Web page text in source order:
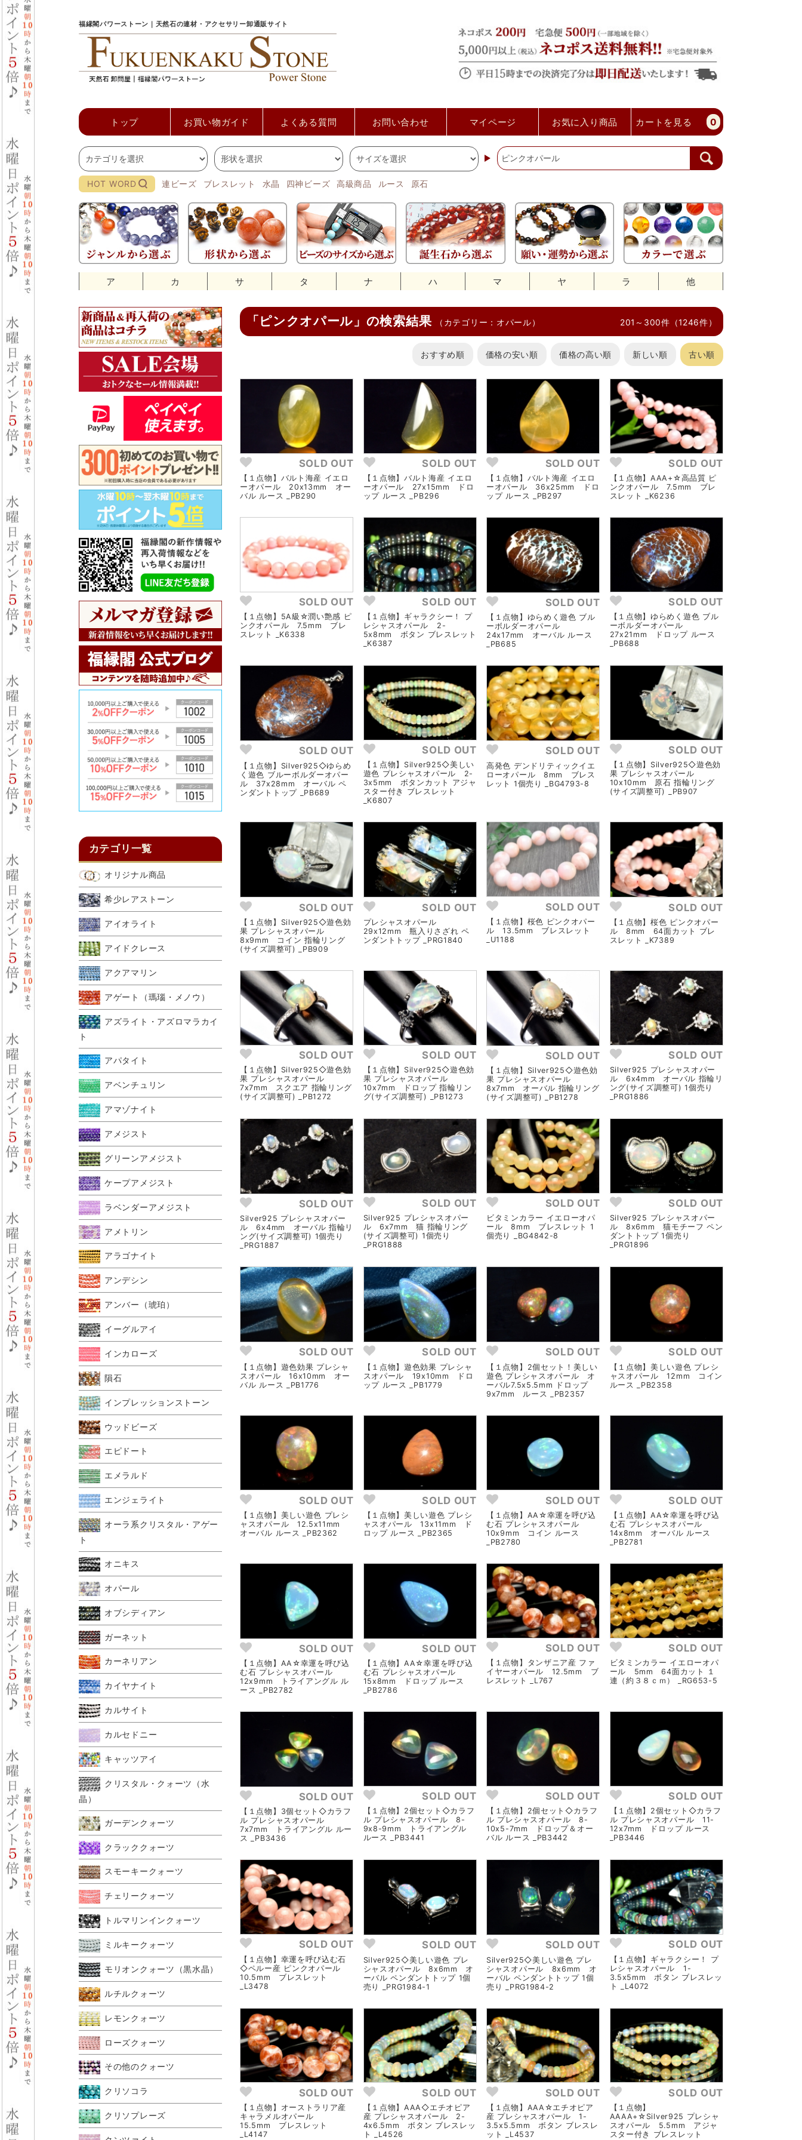
福縁閣パワーストーン｜天然石の連材・アクセサリー卸通販サイト
トップ お買い物ガイド よくある質問 お問い合わせ マイページ お気に入り商品 カートを見る 0
HOT WORD 連ビーズ ブレスレット 水晶 四神ビーズ 高級商品 ルース 原石
ア カ サ タ ナ ハ マ ヤ ラ 他
カテゴリ一覧
オリジナル商品
希少レアストーン
アイオライト
アイドクレース
アクアマリン
アゲート（瑪瑙・メノウ）
アズライト・アズロマラカイ
ト
アパタイト
アベンチュリン
アマゾナイト
アメジスト
グリーンアメジスト
ケープアメジスト
ラベンダーアメジスト
アメトリン
アラゴナイト
アンデシン
アンバー（琥珀）
イーグルアイ
インカローズ
隕石
インプレッションストーン
ウッドビーズ
エピドート
エメラルド
エンジェライト
オーラ系クリスタル・アゲー
ト
オニキス
オパール
オブシディアン
ガーネット
カーネリアン
カイヤナイト
カルサイト
カルセドニー
キャッツアイ
クリスタル・クォーツ（水
晶）
ガーデンクォーツ
クラッククォーツ
スモーキークォーツ
チェリークォーツ
トルマリンインクォーツ
ミルキークォーツ
モリオンクォーツ（黒水晶）
ルチルクォーツ
レモンクォーツ
ローズクォーツ
その他のクォーツ
クリソコラ
クリソプレーズ
「ピンクオパール」の検索結果 （カテゴリー：オパール） 201～300件（1246件）
おすすめ順 価格の安い順 価格の高い順 新しい順 古い順
SOLD OUT
【１点物】バルト海産 イエロ
ーオパール 20x13mm オー
バル ルース _PB290
SOLD OUT
【１点物】バルト海産 イエロ
ーオパール 27x15mm ドロ
ップ ルース _PB296
SOLD OUT
【１点物】バルト海産 イエロ
ーオパール 36x25mm ドロ
ップ ルース _PB297
SOLD OUT
【１点物】AAA+☆高品質 ピ
ンクオパール 7.5mm ブレ
スレット _K6236
SOLD OUT
【１点物】5A級☆潤い艶感 ピ
ンクオパール 7.5mm ブレ
スレット _K6338
SOLD OUT
【１点物】ギャラクシー！ プ
レシャスオパール 2-
5x8mm ボタン ブレスレット
_K6387
SOLD OUT
【１点物】ゆらめく遊色 ブル
ーボルダーオパール
24x17mm オーバル ルース
_PB685
SOLD OUT
【１点物】ゆらめく遊色 ブル
ーボルダーオパール
27x21mm ドロップ ルース
_PB688
SOLD OUT
【１点物】Silver925◇ゆらめ
く遊色 ブルーボルダーオパー
ル 37x28mm オーバル ペ
ンダントトップ _PB689
SOLD OUT
【１点物】Silver925◇美しい
遊色 プレシャスオパール 2-
3x5mm ボタンカット アジャ
スター付き ブレスレット
_K6807
SOLD OUT
高発色 デンドリティックイエ
ローオパール 8mm ブレス
レット 1個売り _BG4793-8
SOLD OUT
【１点物】Silver925◇遊色効
果 プレシャスオパール
10x10mm 原石 指輪リング
(サイズ調整可) _PB907
SOLD OUT
【１点物】Silver925◇遊色効
果 プレシャスオパール
8x9mm コイン 指輪リング
(サイズ調整可) _PB909
SOLD OUT
プレシャスオパール
29x12mm 瓶入りさざれ ペ
ンダントトップ _PRG1840
SOLD OUT
【１点物】桜色 ピンクオパー
ル 13.5mm ブレスレット
_U1188
SOLD OUT
【１点物】桜色 ピンクオパー
ル 8mm 64面カット ブレ
スレット _K7389
SOLD OUT
【１点物】Silver925◇遊色効
果 プレシャスオパール
7x7mm スクエア 指輪リング
(サイズ調整可) _PB1272
SOLD OUT
【１点物】Silver925◇遊色効
果 プレシャスオパール
10x7mm ドロップ 指輪リン
グ(サイズ調整可) _PB1273
SOLD OUT
【１点物】Silver925◇遊色効
果 プレシャスオパール
8x7mm オーバル 指輪リング
(サイズ調整可) _PB1278
SOLD OUT
Silver925 プレシャスオパー
ル 6x4mm オーバル 指輪リ
ング(サイズ調整可) 1個売り
_PRG1886
SOLD OUT
Silver925 プレシャスオパー
ル 6x4mm オーバル 指輪リ
ング(サイズ調整可) 1個売り
_PRG1887
SOLD OUT
Silver925 プレシャスオパー
ル 6x7mm 猫 指輪リング
(サイズ調整可) 1個売り
_PRG1888
SOLD OUT
ビタミンカラー イエローオパ
ール 8mm ブレスレット 1
個売り _BG4842-8
SOLD OUT
Silver925 プレシャスオパー
ル 8x6mm 猫モチーフ ペン
ダントトップ 1個売り
_PRG1896
SOLD OUT
【１点物】遊色効果 プレシャ
スオパール 16x10mm オー
バル ルース _PB1776
SOLD OUT
【１点物】遊色効果 プレシャ
スオパール 19x10mm ドロ
ップ ルース _PB1779
SOLD OUT
【１点物】2個セット！美しい
遊色 プレシャスオパール オ
ーバル7.5x5.5mm ドロップ
9x7mm ルース _PB2357
SOLD OUT
【１点物】美しい遊色 プレシ
ャスオパール 12mm コイン
ルース _PB2358
SOLD OUT
【１点物】美しい遊色 プレシ
ャスオパール 12.5x11mm
オーバル ルース _PB2362
SOLD OUT
【１点物】美しい遊色 プレシ
ャスオパール 13x11mm ド
ロップ ルース _PB2365
SOLD OUT
【１点物】AA☆幸運を呼び込
む石 プレシャスオパール
10x9mm コイン ルース
_PB2780
SOLD OUT
【１点物】AA☆幸運を呼び込
む石 プレシャスオパール
14x8mm オーバル ルース
_PB2781
SOLD OUT
【１点物】AA☆幸運を呼び込
む石 プレシャスオパール
12x9mm トライアングル ル
ース _PB2782
SOLD OUT
【１点物】AA☆幸運を呼び込
む石 プレシャスオパール
15x8mm ドロップ ルース
_PB2786
SOLD OUT
【１点物】タンザニア産 ファ
イヤーオパール 12.5mm ブ
レスレット _L767
SOLD OUT
ビタミンカラー イエローオパ
ール 5mm 64面カット １
連（約３８ｃｍ） _RG653-5
SOLD OUT
【１点物】3個セット◇カラフ
ル プレシャスオパール
7x7mm トライアングル ルー
ス _PB3436
SOLD OUT
【１点物】2個セット◇カラフ
ル プレシャスオパール 8-
9x8-9mm トライアングル
ルース _PB3441
SOLD OUT
【１点物】2個セット◇カラフ
ル プレシャスオパール 8-
10x5-7mm ドロップ＆オー
バル ルース _PB3442
SOLD OUT
【１点物】2個セット◇カラフ
ル プレシャスオパール 11-
12x7mm ドロップ ルース
_PB3446
SOLD OUT
【１点物】幸運を呼び込む石
◇ペルー産 ピンクオパール
10.5mm ブレスレット
_L3478
SOLD OUT
Silver925◇美しい遊色 プレ
シャスオパール 8x6mm オ
ーバル ペンダントトップ 1個
売り _PRG1984-1
SOLD OUT
Silver925◇美しい遊色 プレ
シャスオパール 8x6mm オ
ーバル ペンダントトップ 1個
売り _PRG1984-2
SOLD OUT
【１点物】ギャラクシー！ プ
レシャスオパール 1-
3.5x5mm ボタン ブレスレッ
ト _L4072
SOLD OUT
【１点物】オーストラリア産
キャラメルオパール
15.5mm ブレスレット
_L4147
SOLD OUT
【１点物】AAA◇エチオピア
産 プレシャスオパール 2-
4x6.5mm ボタン ブレスレッ
ト _L4526
SOLD OUT
【１点物】AAA☆エチオピア
産 プレシャスオパール 1-
3.5x5.5mm ボタン ブレスレ
ット _L4537
SOLD OUT
【１点物】
AAAA+☆Silver925 プレシャ
スオパール 5.5mm アジャ
スター付き ブレスレット